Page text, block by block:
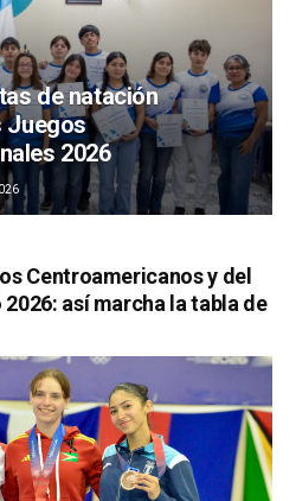
de natación
Juegos
2026
Centroamericanos y del
así marcha la tabla de